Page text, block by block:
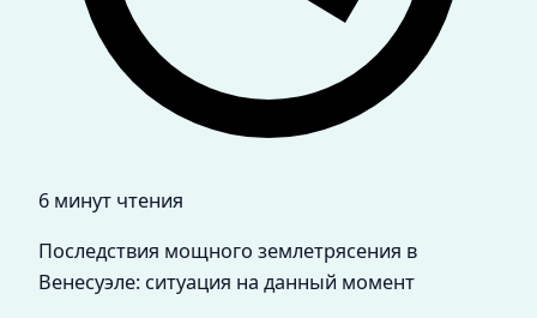
6 минут чтения
Последствия мощного землетрясения в
Венесуэле: ситуация на данный момент